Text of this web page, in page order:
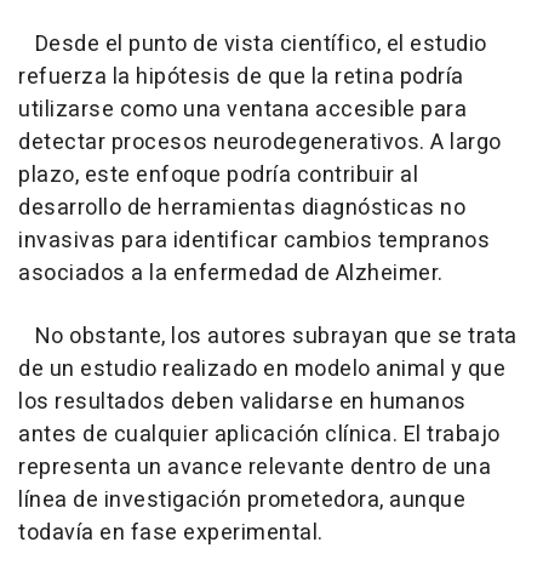
Desde el punto de vista científico, el estudio
refuerza la hipótesis de que la retina podría
utilizarse como una ventana accesible para
detectar procesos neurodegenerativos. A largo
plazo, este enfoque podría contribuir al
desarrollo de herramientas diagnósticas no
invasivas para identificar cambios tempranos
asociados a la enfermedad de Alzheimer.
No obstante, los autores subrayan que se trata
de un estudio realizado en modelo animal y que
los resultados deben validarse en humanos
antes de cualquier aplicación clínica. El trabajo
representa un avance relevante dentro de una
línea de investigación prometedora, aunque
todavía en fase experimental.